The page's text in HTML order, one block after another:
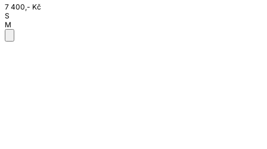
7 400,- Kč
S
M